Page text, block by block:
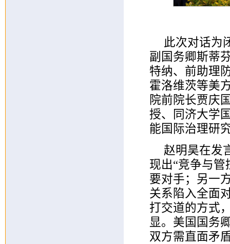
此次对话为
副国务卿斯蒂
特纳、前助理
霍洛维茨等美
院前院长贾庆
授、同济大学
能国际治理研
赵明昊在发
现出“竞争与
要对手；另一
关系陷入全面
打交道的方式
显。美国国务
双方需直面矛